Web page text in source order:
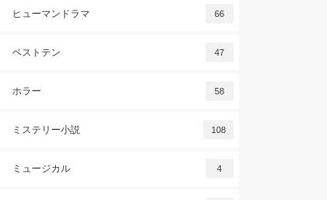
ヒューマンドラマ 66
ベストテン 47
ホラー 58
ミステリー小説 108
ミュージカル 4